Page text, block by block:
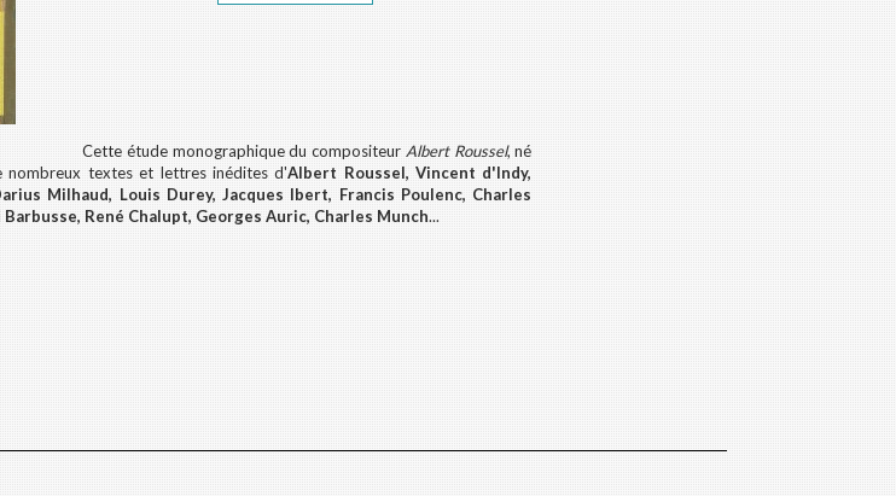
Cette étude monographique du compositeur Albert Roussel, né
nombreux textes et lettres inédites d'Albert Roussel, Vincent d'Indy,
Milhaud, Louis Durey, Jacques Ibert, Francis Poulenc, Charles
René Chalupt, Georges Auric, Charles Munch...